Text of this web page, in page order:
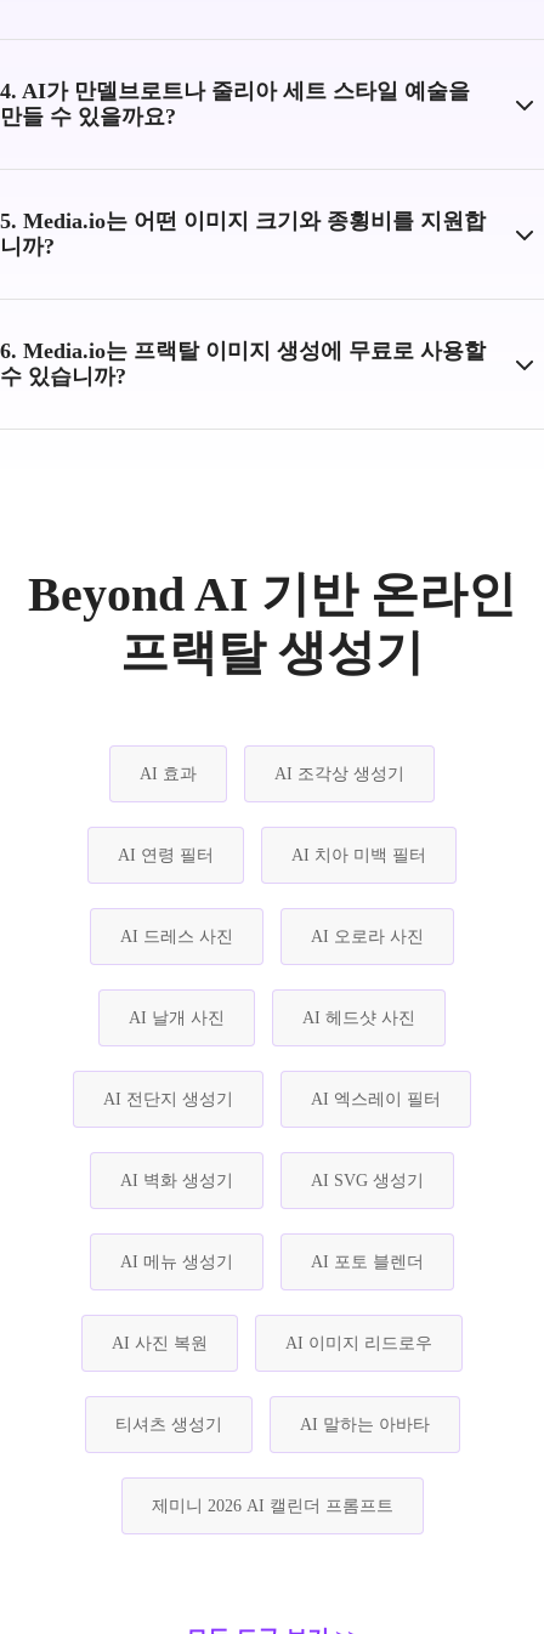
4. AI가 만델브로트나 줄리아 세트 스타일 예술을
만들 수 있을까요?
5. Media.io는 어떤 이미지 크기와 종횡비를 지원합
니까?
6. Media.io는 프랙탈 이미지 생성에 무료로 사용할
수 있습니까?
Beyond AI 기반 온라인
프랙탈 생성기
AI 효과 AI 조각상 생성기
AI 연령 필터 AI 치아 미백 필터
AI 드레스 사진 AI 오로라 사진
AI 날개 사진 AI 헤드샷 사진
AI 전단지 생성기 AI 엑스레이 필터
AI 벽화 생성기 AI SVG 생성기
AI 메뉴 생성기 AI 포토 블렌더
AI 사진 복원 AI 이미지 리드로우
티셔츠 생성기 AI 말하는 아바타
제미니 2026 AI 캘린더 프롬프트